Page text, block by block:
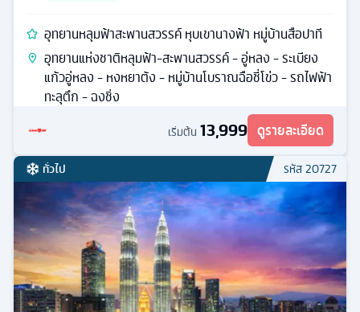
อุทยานหลุมฟ้าสะพานสวรรค์ หุบเขานางฟ้า หมู่บ้านสือปาที
อุทยานแห่งชาติหลุมฟ้า-สะพานสวรรค์ - อู่หลง - ระเบียง
แก้วอู่หลง - หงหยาต้ง - หมู่บ้านโบราณฉือชี่โข่ว - รถไฟฟ้า
ทะลุตึก - ฉงชิ่ง
เริ่มต้น 13,999 ดูรายละเอียด
ทั่วไป รหัส20727